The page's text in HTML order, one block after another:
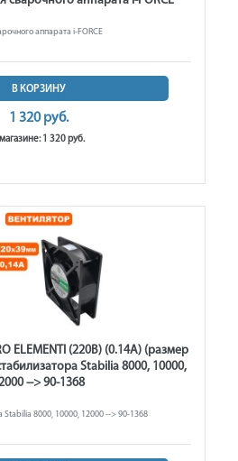
аппарата i-FORCE
В КОРЗИНУ
1 320 руб.
1 320 руб.
ELEMENTI (220В) (0.14А) (размер
Stabilia 8000, 10000,
--> 90-1368
Stabilia 8000, 10000, 12000 --> 90-1368